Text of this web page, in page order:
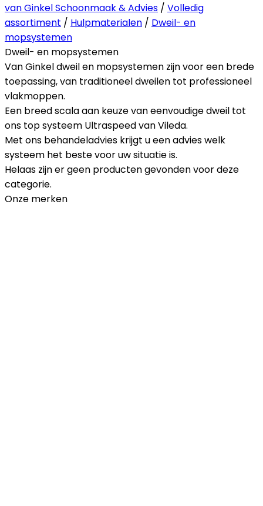
van Ginkel Schoonmaak & Advies / Volledig
assortiment / Hulpmaterialen / Dweil- en
mopsystemen
Dweil- en mopsystemen
Van Ginkel dweil en mopsystemen zijn voor een brede
toepassing, van traditioneel dweilen tot professioneel
vlakmoppen.
Een breed scala aan keuze van eenvoudige dweil tot
ons top systeem Ultraspeed van Vileda.
Met ons behandeladvies krijgt u een advies welk
systeem het beste voor uw situatie is.
Helaas zijn er geen producten gevonden voor deze
categorie.
Onze merken